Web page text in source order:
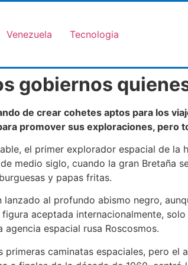
Venezuela Tecnologia
gobiernos
de crear cohetes aptos para los
promover sus exploraciones, pero
el primer explorador espacial de
medio siglo, cuando la gran Bretaña
y papas fritas.
al profundo abismo negro,
aceptada internacionalmente,
espacial rusa Roscosmos.
caminatas espaciales, pero el